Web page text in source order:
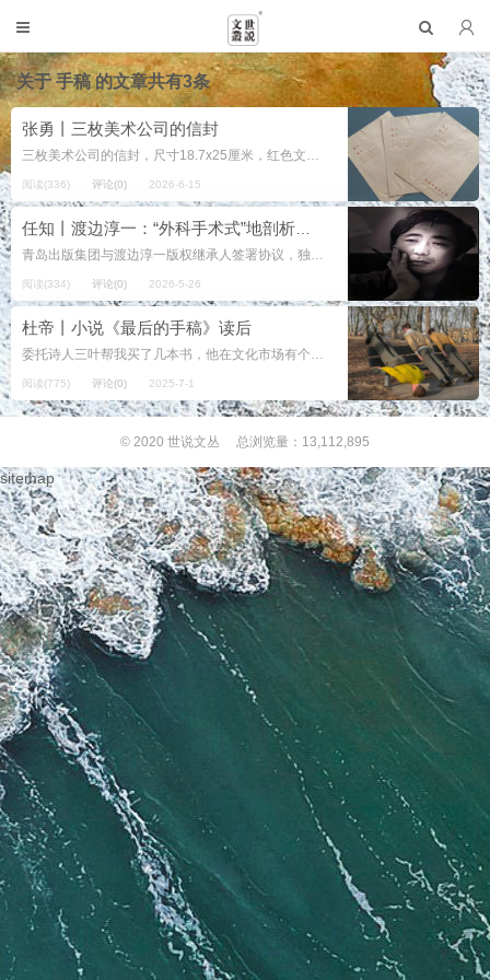
关于手稿的文章共有3条
张勇丨三枚美术公司的信封
三枚美术公司的信封，尺寸18.7x25厘米，红色文字印刷。与之前带有Logo的蓝字信封相比，宽度和高度各少了约四厘米，算是小了一号。从用途来看，它们都是存放设计稿件的信封。或公司留底，或交付客户。 ...
阅读(336) 评论(0) 2026-6-15
青岛出版集团与渡边淳一版权继承人签署协议，独家获得多种渡边文学作品在国内的出版权。并购了日本的渡边淳一文学馆。 渡边淳一文学馆此馆始建于1998年，房产原属日本大王造纸株式会社。地上三层，地下一层，...
阅读(334) 评论(0) 2026-5-26
杜帝丨小说《最后的手稿》读后
委托诗人三叶帮我买了几本书，他在文化市场有个书摊，熟悉旧书行情。 我很快收到了长篇小说《最后的手稿》，还有雷蒙德卡佛的中短篇，以及匈牙利作家的《天鹅绒监狱》等等，撕开包装，我有些急不可耐爱不释手，读起来颇有废寝忘...
阅读(775) 评论(0) 2025-7-1
© 2020 世说文丛 总浏览量：13,112,895
sitemap